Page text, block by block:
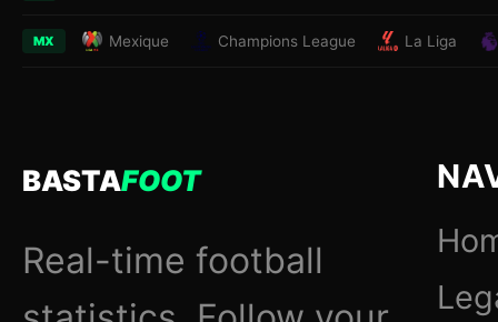
MX Mexique Champions League La Liga
BASTAFOOT
Real-time football